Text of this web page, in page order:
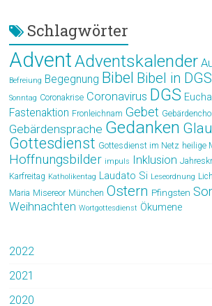
Schlagwörter
AdventAdventskalender
Befreiung Begegnung Bibel Bibel in DGS
Sonntag Coronakrise Coronavirus DGS
Fastenaktion Fronleichnam Gebet
Gebärdensprache Gedanken
Gottesdienst Gottesdienst im Netz heilige
Hoffnungsbilder impuls Inklusion
Karfreitag Katholikentag Laudato Si Leseordnung
Maria Misereor München Ostern Pfingsten
Weihnachten Wortgottesdienst Ökumene
2022
2021
2020